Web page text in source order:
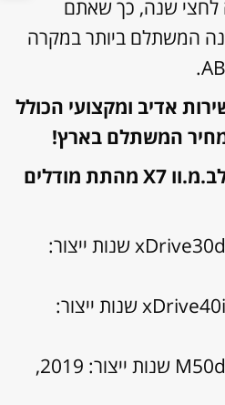
לחצי שנה, כך שאתם
המשתלם ביותר במקרה
אדיב ומקצועי הכולל
המשתלם בארץ!
שיפוץ / החלפת ABS לב.מ.וו X7 מהתת מודלים
ב.מ.וו X7 3.0 265 כ”ס xDrive30d שנות ייצור:
ב.מ.וו X7 3.0 340 כ”ס xDrive40i שנות ייצור:
ב.מ.וו X7 3.0 400 כ”ס M50d שנות ייצור: 2019,